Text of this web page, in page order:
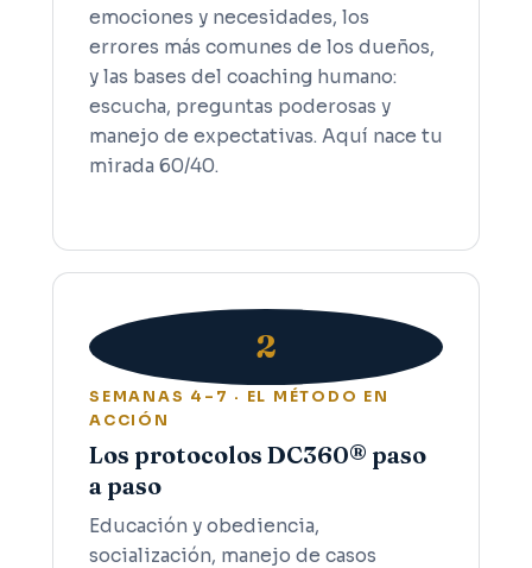
emociones y necesidades, los
errores más comunes de los dueños,
y las bases del coaching humano:
escucha, preguntas poderosas y
manejo de expectativas. Aquí nace tu
mirada 60/40.
2
SEMANAS 4–7 · EL MÉTODO EN
ACCIÓN
Los protocolos DC360® paso
a paso
Educación y obediencia,
socialización, manejo de casos